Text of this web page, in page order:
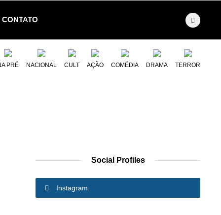
CONTATO
PRÉ NACIONAL CULT AÇÃO COMÉDIA DRAMA TERROR
Social Profiles
Instagram